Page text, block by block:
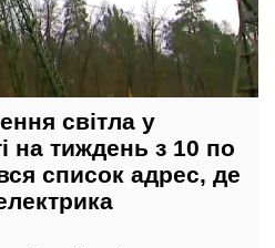
світла у
на тиждень з 10 по
список адрес, де